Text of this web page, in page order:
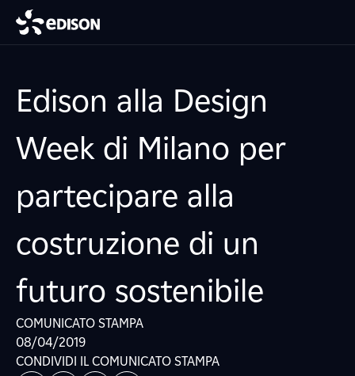
Edison alla Design
Week di Milano per
partecipare alla
costruzione di un
futuro sostenibile
COMUNICATO STAMPA
08/04/2019
CONDIVIDI IL COMUNICATO STAMPA